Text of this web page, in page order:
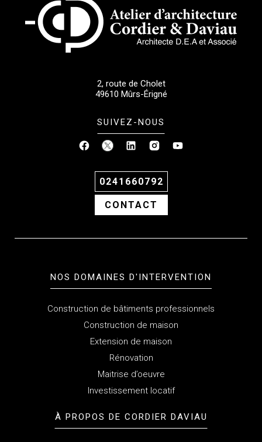
2, route de Cholet
49610 Mûrs-Érigné
SUIVEZ-NOUS
0241660792
CONTACT
NOS DOMAINES D'INTERVENTION
Construction de bâtiments professionnels
Construction de maison
Extension de maison
Rénovation
Maitrise d’oeuvre
Investissement locatif
À PROPOS DE CORDIER DAVIAU